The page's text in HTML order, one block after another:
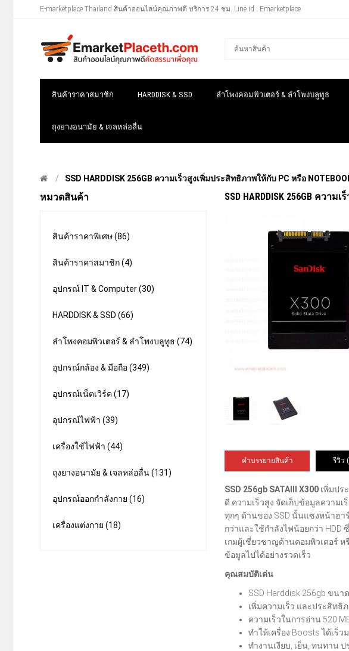
E-marketplace Thailand สินค้าออนไลน์คุณภาพดี บริการ 24 ชม. Line id : Emarketplace
สินค้าราคาสมาชิก HARDDISK & SSD ลำโพงคอมพิวเตอร์ & ลำโพงบลูทูธ
ถุงยางอนามัย & เจลหล่อลื่น
SSD HARDDISK 256GB ความเร็วสูงเพิ่มประสิทธิภาพให้กับ PC หรือ
หมวดสินค้า
สินค้าราคาพิเศษ (86)
สินค้าราคาสมาชิก (4)
อุปกรณ์ IT & Computer (30)
HARDDISK & SSD (66)
ลำโพงคอมพิวเตอร์ & ลำโพงบลูทูธ (74)
อุปกรณ์กล้อง & มือถือ (349)
อุปกรณ์เน็ตเวิร์ค (17)
อุปกรณ์ไฟฟ้า (39)
เครื่องใช้ไฟฟ้า (44)
ถุงยางอนามัย & เจลหล่อลื่น (131)
อุปกรณ์ออกกำลังกาย (16)
เครื่องแต่งกาย (18)
SSD HARDDISK 256GB ควา
คำบรรยายสินค้า รีวิว
SSD 256gb SATAIII X300 เพิ่มปร
ดี ความเร็วสูง จัดเก็บข้อมูลความ
ทุกๆ ด้านของ SSD นั้นแซงหน้าฮา
กว่าและใช้กำลังไฟน้อยกว่า
เกมผู้เชี่ยวชาญด้านคอมพิวเตอร์ ห
ข้อมูลไปได้อย่างรวดเร็ว
คุณสมบัติเด่น
SSD Harddisk 256gb ขนา
เพิ่มความเร็ว และประสิทธิ
ความเร็วในการอ่าน 520
ทำให้เครื่อง Boosts ได้เร็ว
ทํางานเงียบ, เย็น, ทนทาน